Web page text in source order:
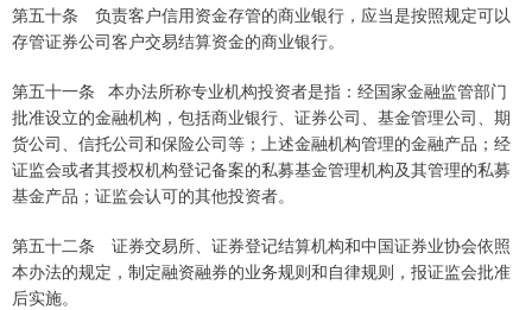
第五十条 负责客户信用资金存管的商业银行，应当是按照规定可以
存管证券公司客户交易结算资金的商业银行。
第五十一条 本办法所称专业机构投资者是指：经国家金融监管部门
批准设立的金融机构，包括商业银行、证券公司、基金管理公司、期
货公司、信托公司和保险公司等；上述金融机构管理的金融产品；经
证监会或者其授权机构登记备案的私募基金管理机构及其管理的私募
基金产品；证监会认可的其他投资者。
第五十二条 证券交易所、证券登记结算机构和中国证券业协会依照
本办法的规定，制定融资融券的业务规则和自律规则，报证监会批准
后实施。